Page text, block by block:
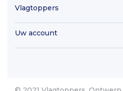
Vlagtoppers
Uw account